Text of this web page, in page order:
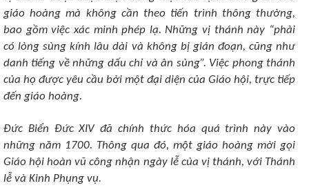
giáo hoàng mà không cần theo tiến trình thông thường,
bao gồm việc xác minh phép lạ. Những vị thánh này “phải
có lòng sùng kính lâu dài và không bị gián đoạn, cũng như
danh tiếng về những dấu chỉ và ân sủng”. Việc phong thánh
của họ được yêu cầu bởi một đại diện của Giáo hội, trực tiếp
đến giáo hoàng.
Đức Biển Đức XIV đã chính thức hóa quá trình này vào
những năm 1700. Thông qua đó, một giáo hoàng mời gọi
Giáo hội hoàn vũ công nhận ngày lễ của vị thánh, với Thánh
lễ và Kinh Phụng vụ.